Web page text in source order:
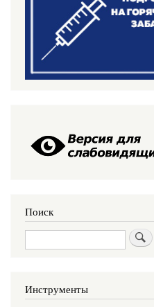
Поиск
Поиск
Инструменты